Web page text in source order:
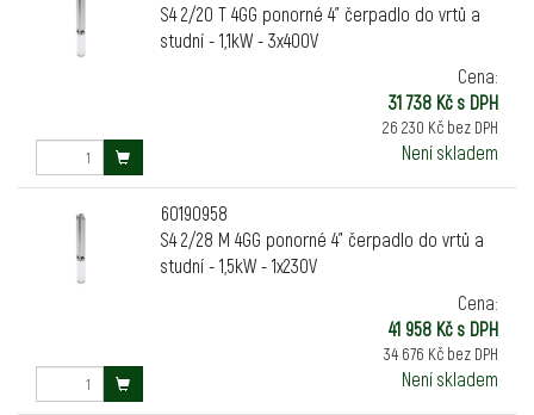
S4 2/20 T 4GG ponorné 4" čerpadlo do vrtů a
studní - 1,1kW - 3x400V
Cena:
31 738 Kč s DPH
26 230 Kč bez DPH
Není skladem
60190958
S4 2/28 M 4GG ponorné 4" čerpadlo do vrtů a
studní - 1,5kW - 1x230V
Cena:
41 958 Kč s DPH
34 676 Kč bez DPH
Není skladem